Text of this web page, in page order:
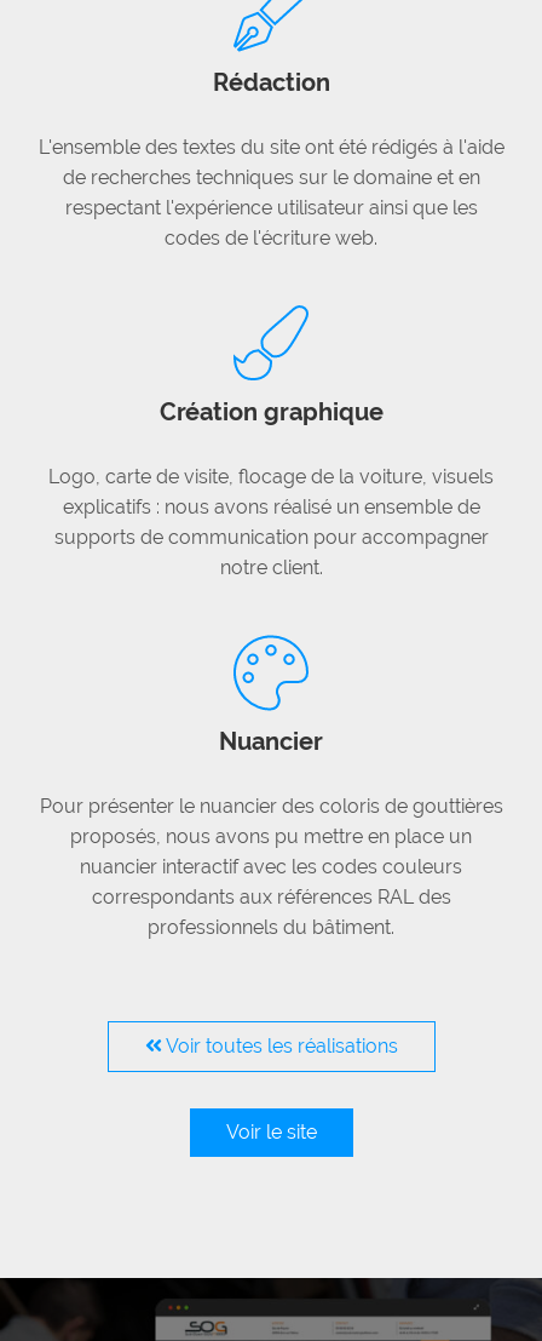
Rédaction
L'ensemble des textes du site ont été rédigés à l'aide
de recherches techniques sur le domaine et en
respectant l'expérience utilisateur ainsi que les
codes de l'écriture web.
Création graphique
Logo, carte de visite, flocage de la voiture, visuels
explicatifs : nous avons réalisé un ensemble de
supports de communication pour accompagner
notre client.
Nuancier
Pour présenter le nuancier des coloris de gouttières
proposés, nous avons pu mettre en place un
nuancier interactif avec les codes couleurs
correspondants aux références RAL des
professionnels du bâtiment.
Voir toutes les réalisations
Voir le site